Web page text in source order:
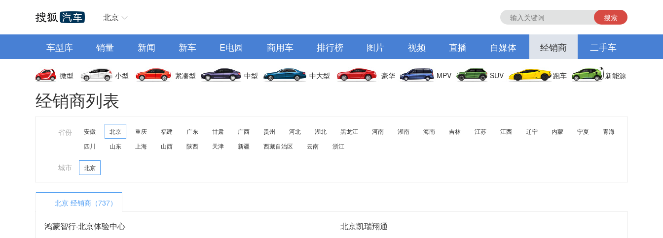
北京 搜索
车型库 销量 新闻 新车 E电园 商用车 排行榜 图片 视频 直播 自媒体 经销商 二手车
微型 小型 紧凑型 中型 中大型 豪华 MPV SUV 跑车 新能源
经销商列表
省份 安徽 北京 重庆 福建 广东 甘肃 广西 贵州 河北 湖北 黑龙江 河南 湖南 海南 吉林 江苏 江西 辽宁 内蒙 宁夏
青海
四川
山东 上海 山西 陕西 天津 新疆 西藏自治区 云南 浙江
城市 北京
北京 经销商（737）
鸿蒙智行·北京体验中心 北京凯瑞翔通